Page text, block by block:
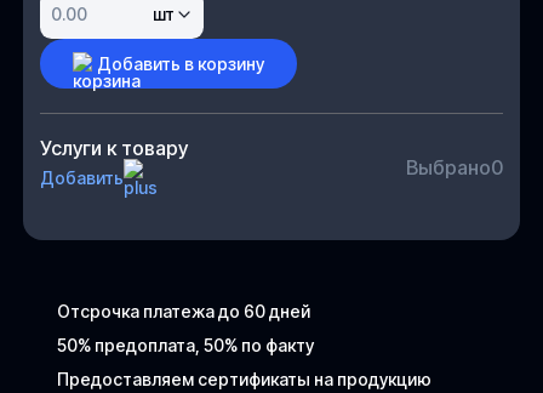
Отсрочка платежа до 60 дней
50% предоплата, 50% по факту
Предоставляем сертификаты на продукцию
шт
Добавить в корзину
Услуги к товару
Добавить Выбрано0